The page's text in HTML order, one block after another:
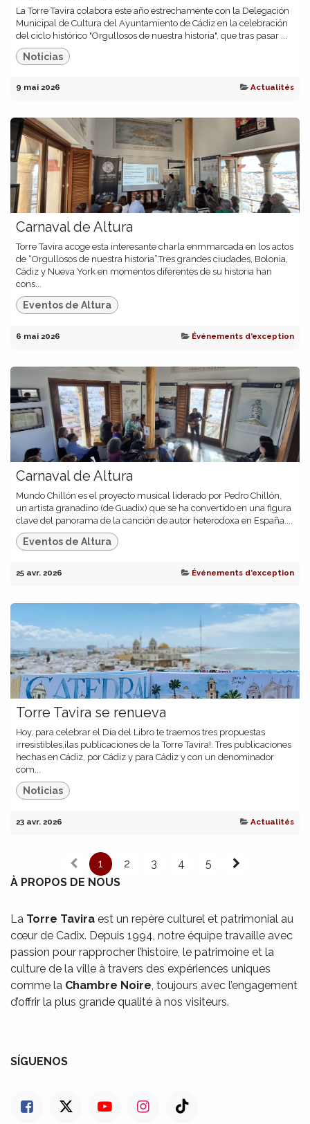
La Torre Tavira colabora este año estrechamente con la Delegación
Municipal de Cultura del Ayuntamiento de Cádiz en la celebración
del ciclo histórico "Orgullosos de nuestra historia", que tras pasar ...
Noticias
9 mai 2026 Actualités
Carnaval de Altura
Torre Tavira acoge esta interesante charla enmmarcada en los actos
de “Orgullosos de nuestra historia”.Tres grandes ciudades, Bolonia,
Cádiz y Nueva York en momentos diferentes de su historia han
cons...
Eventos de Altura
6 mai 2026 Événements d’exception
Carnaval de Altura
Mundo Chillón es el proyecto musical liderado por Pedro Chillón,
un artista granadino (de Guadix) que se ha convertido en una figura
clave del panorama de la canción de autor heterodoxa en España....
Eventos de Altura
25 avr. 2026 Événements d’exception
Torre Tavira se renueva
Hoy, para celebrar el Día del Libro te traemos tres propuestas
irresistibles,¡las publicaciones de la Torre Tavira!. Tres publicaciones
hechas en Cádiz, por Cádiz y para Cádiz y con un denominador
com...
Noticias
23 avr. 2026 Actualités
1 2 3 4
5
À PROPOS DE NOUS
La Torre Tavira est un repère culturel et patrimonial au
cœur de Cadix. Depuis 1994, notre équipe travaille avec
passion pour rapprocher l’histoire, le patrimoine et la
culture de la ville à travers des expériences uniques
comme la Chambre Noire , toujours avec l’engagement
d’offrir la plus grande qualité à nos visiteurs.
SÍGUENOS